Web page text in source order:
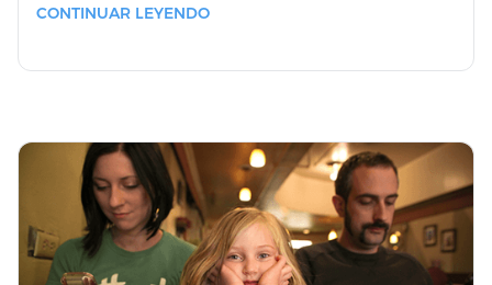
CONTINUAR LEYENDO